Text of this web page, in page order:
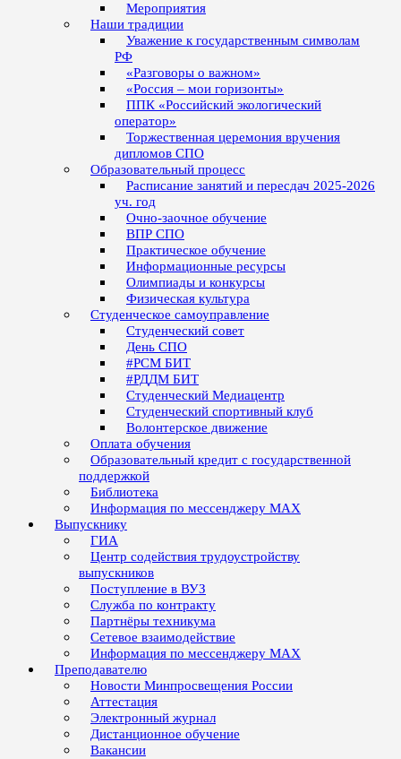
Мероприятия
Наши традиции
Уважение к государственным символам
РФ
«Разговоры о важном»
«Россия – мои горизонты»
ППК «Российский экологический
оператор»
Торжественная церемония вручения
дипломов СПО
Образовательный процесс
Расписание занятий и пересдач 2025-2026
уч. год
Очно-заочное обучение
ВПР СПО
Практическое обучение
Информационные ресурсы
Олимпиады и конкурсы
Физическая культура
Студенческое самоуправление
Студенческий совет
День СПО
#РСМ БИТ
#РДДМ БИТ
Студенческий Медиацентр
Студенческий спортивный клуб
Волонтерское движение
Оплата обучения
Образовательный кредит с государственной
поддержкой
Библиотека
Информация по мессенджеру MAX
Выпускнику
ГИА
Центр содействия трудоустройству
выпускников
Поступление в ВУЗ
Служба по контракту
Партнёры техникума
Сетевое взаимодействие
Информация по мессенджеру MAX
Преподавателю
Новости Минпросвещения России
Аттестация
Электронный журнал
Дистанционное обучение
Вакансии